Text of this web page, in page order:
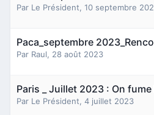
Par Le Président 10 septembre
Paca_septembre
Par Raul, 28 août 2023
Paris _ Juillet 2023 : On
Par Le Président 4 juillet 2023